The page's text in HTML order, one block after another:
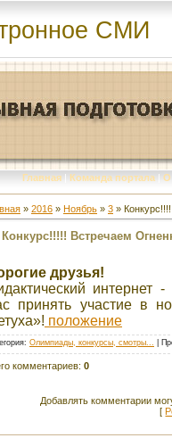
СМИ
Главная | Команда портала | О
» 2016 » Ноябрь » 3 »
Конкурс!!!!! Встречаем
друзья!
интернет
принять участие в
положение
: Олимпиады, конкурсы, смотры...
комментариев: 0
Добавлять комментарии
[